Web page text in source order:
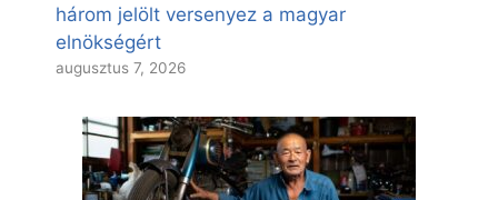
három jelölt versenyez a magyar
elnökségért
augusztus 7, 2026